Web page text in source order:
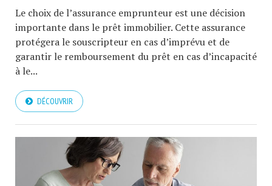
Le choix de l’assurance emprunteur est une décision
importante dans le prêt immobilier. Cette assurance
protégera le souscripteur en cas d’imprévu et de
garantir le remboursement du prêt en cas d’incapacité
à le...
DÉCOUVRIR